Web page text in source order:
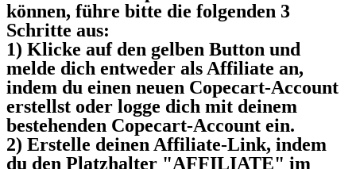
können, führe bitte die folgenden 3
Schritte aus:
1) Klicke auf den gelben Button und
melde dich entweder als Affiliate an,
indem du einen neuen Copecart-Account
erstellst oder logge dich mit deinem
bestehenden Copecart-Account ein.
2) Erstelle deinen Affiliate-Link, indem
du den Platzhalter "AFFILIATE" im